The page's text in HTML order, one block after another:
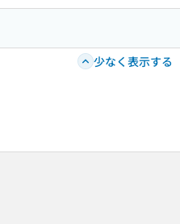
少なく表示する